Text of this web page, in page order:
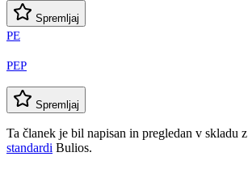
Spremljaj
PE
PEP
Spremljaj
Ta članek je bil napisan in pregledan v skladu z
standardi Bulios.